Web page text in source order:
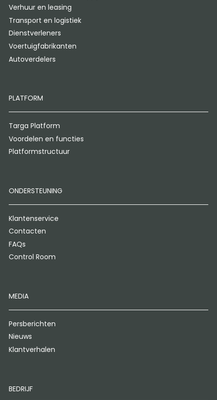
Verhuur en leasing
Transport en logistiek
Dienstverleners
Voertuigfabrikanten
Autoverdelers
PLATFORM
Targa Platform
Voordelen en functies
Platformstructuur
ONDERSTEUNING
Klantenservice
Contacten
FAQs
Control Room
MEDIA
Persberichten
Nieuws
Klantverhalen
BEDRIJF